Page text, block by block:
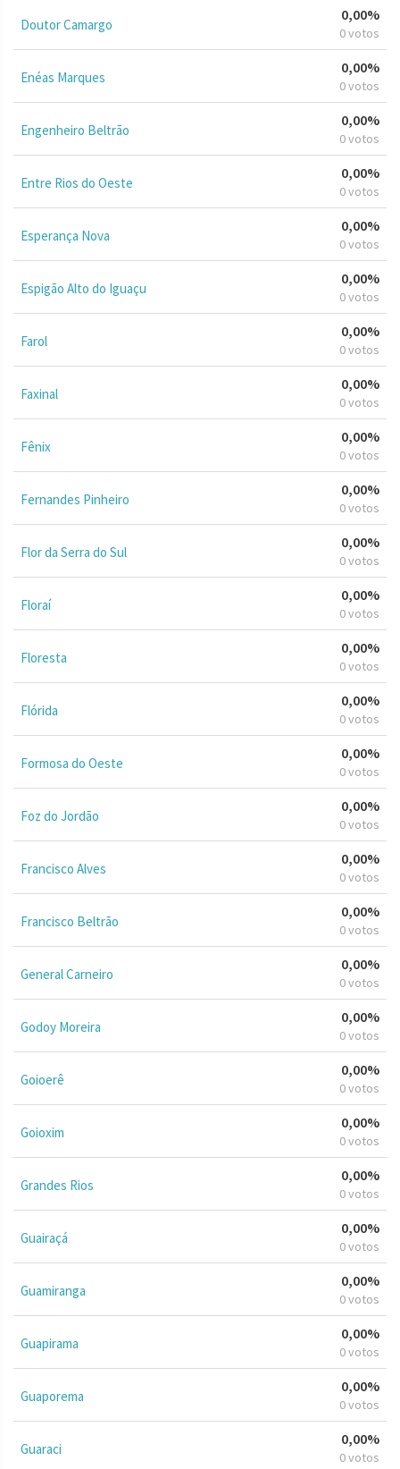
Doutor Camargo
0,00%
0 votos
Enéas Marques
0,00%
0 votos
Engenheiro Beltrão
0,00%
0 votos
Entre Rios do Oeste
0,00%
0 votos
Esperança Nova
0,00%
0 votos
Espigão Alto do Iguaçu
0,00%
0 votos
Farol
0,00%
0 votos
Faxinal
0,00%
0 votos
Fênix
0,00%
0 votos
Fernandes Pinheiro
0,00%
0 votos
Flor da Serra do Sul
0,00%
0 votos
Floraí
0,00%
0 votos
Floresta
0,00%
0 votos
Flórida
0,00%
0 votos
Formosa do Oeste
0,00%
0 votos
Foz do Jordão
0,00%
0 votos
Francisco Alves
0,00%
0 votos
Francisco Beltrão
0,00%
0 votos
General Carneiro
0,00%
0 votos
Godoy Moreira
0,00%
0 votos
Goioerê
0,00%
0 votos
Goioxim
0,00%
0 votos
Grandes Rios
0,00%
0 votos
Guairaçá
0,00%
0 votos
Guamiranga
0,00%
0 votos
Guapirama
0,00%
0 votos
Guaporema
0,00%
0 votos
Guaraci
0,00%
0 votos